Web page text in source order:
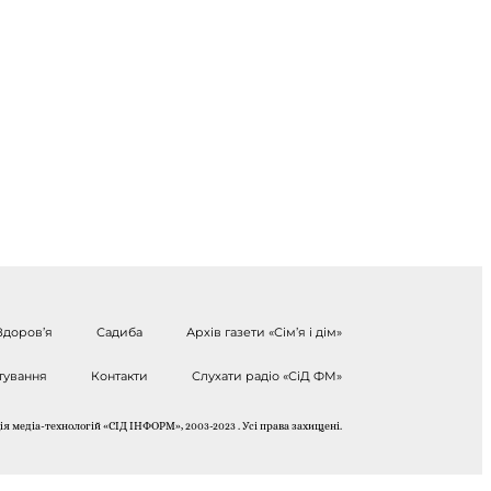
Садиба Архів газети «Сім’я і дім»
Контакти Слухати радіо «СіД ФМ»
медіа-технологій «СІД ІНФОРМ», 2003-2023 . Усі права захищені.